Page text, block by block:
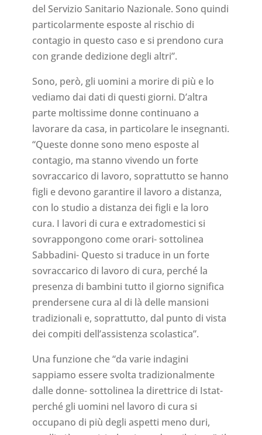
del Servizio Sanitario Nazionale. Sono quindi
particolarmente esposte al rischio di
contagio in questo caso e si prendono cura
con grande dedizione degli altri”.
Sono, però, gli uomini a morire di più e lo
vediamo dai dati di questi giorni. D’altra
parte moltissime donne continuano a
lavorare da casa, in particolare le insegnanti.
“Queste donne sono meno esposte al
contagio, ma stanno vivendo un forte
sovraccarico di lavoro, soprattutto se hanno
figli e devono garantire il lavoro a distanza,
con lo studio a distanza dei figli e la loro
cura. I lavori di cura e extradomestici si
sovrappongono come orari- sottolinea
Sabbadini- Questo si traduce in un forte
sovraccarico di lavoro di cura, perché la
presenza di bambini tutto il giorno significa
prendersene cura al di là delle mansioni
tradizionali e, soprattutto, dal punto di vista
dei compiti dell’assistenza scolastica”.
Una funzione che “da varie indagini
sappiamo essere svolta tradizionalmente
dalle donne- sottolinea la direttrice di Istat-
perché gli uomini nel lavoro di cura si
occupano di più degli aspetti meno duri,